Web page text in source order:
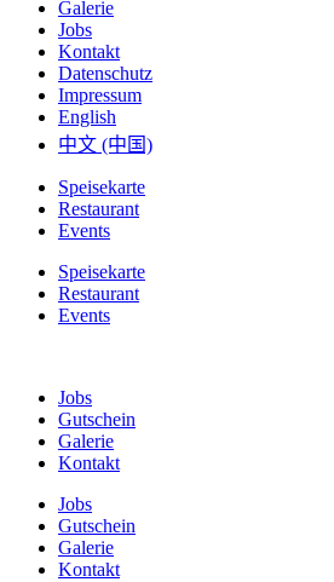
Galerie
Jobs
Kontakt
Datenschutz
Impressum
English
中文 (中国)
Speisekarte
Restaurant
Events
Speisekarte
Restaurant
Events
Jobs
Gutschein
Galerie
Kontakt
Jobs
Gutschein
Galerie
Kontakt